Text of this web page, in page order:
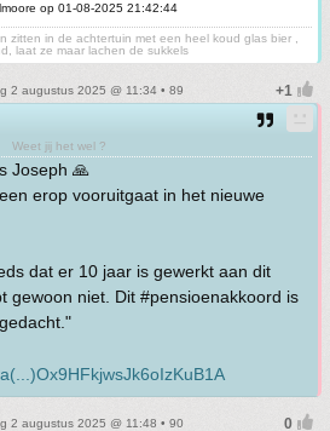
op 01-08-2025 21:42:44
zitten in de achtertuin met een heel koud glas bier ,
laat ze maar lachen de sukkels
2 augustus 2025 @ 11:34 • 89
Weet jij het wel ?
Joseph 🙏
erop vooruitgaat in het nieuwe
dat er 10 jaar is gewerkt aan dit
gewoon niet. Dit #pensioenakkoord is
2 augustus 2025 @ 11:48 • 90